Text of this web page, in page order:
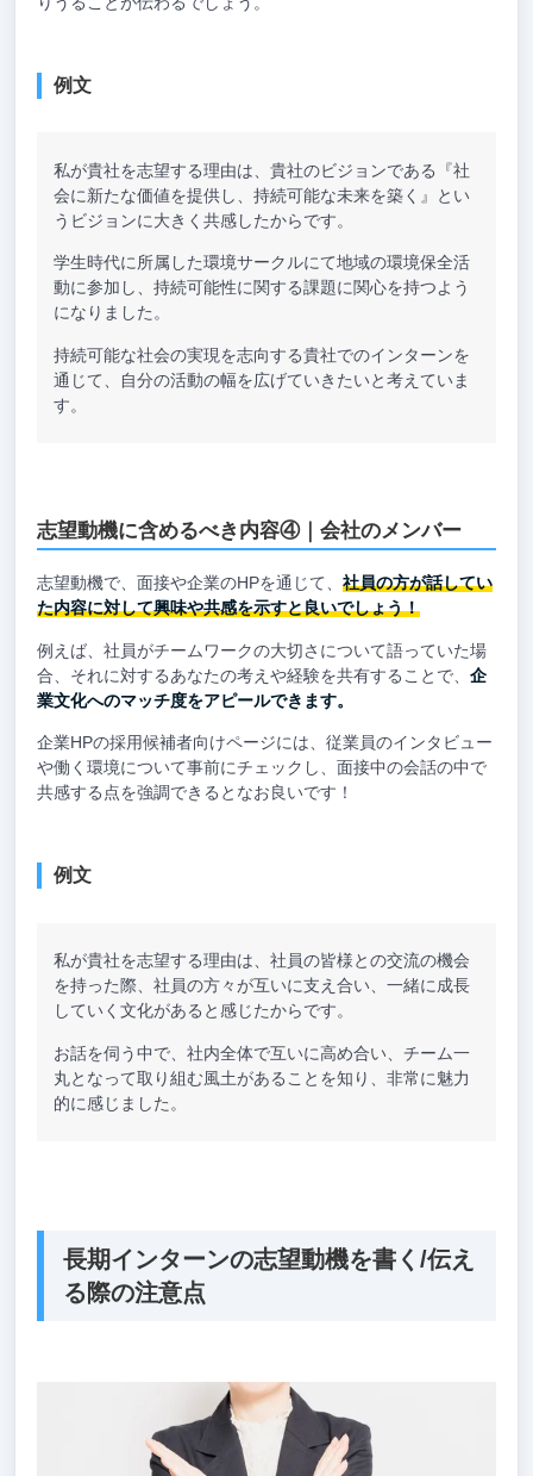
例文
私が貴社を志望する理由は、貴社のビジョンである『社
会に新たな価値を提供し、持続可能な未来を築く』とい
うビジョンに大きく共感したからです。
学生時代に所属した環境サークルにて地域の環境保全活
動に参加し、持続可能性に関する課題に関心を持つよう
になりました。
持続可能な社会の実現を志向する貴社でのインターンを
通じて、自分の活動の幅を広げていきたいと考えていま
す。
志望動機に含めるべき内容④｜会社のメンバー
志望動機で、面接や企業のHPを通じて、 社員の方が話してい
た内容に対して興味や共感を示すと良いでしょう！
例えば、社員がチームワークの大切さについて語っていた場
合、それに対するあなたの考えや経験を共有することで、 企
業文化へのマッチ度をアピールできます。
企業HPの採用候補者向けページには、従業員のインタビュー
や働く環境について事前にチェックし、面接中の会話の中で
共感する点を強調できるとなお良いです！
例文
私が貴社を志望する理由は、社員の皆様との交流の機会
を持った際、社員の方々が互いに支え合い、一緒に成長
していく文化があると感じたからです。
お話を伺う中で、社内全体で互いに高め合い、チーム一
丸となって取り組む風土があることを知り、非常に魅力
的に感じました。
長期インターンの志望動機を書く/伝え
る際の注意点